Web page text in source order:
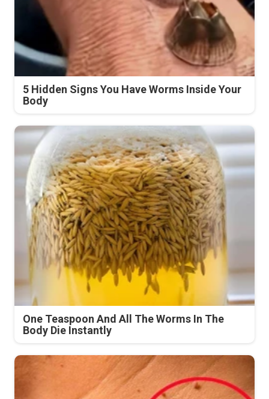
5 Hidden Signs You Have Worms Inside Your
Body
One Teaspoon And All The Worms In The
Body Die Instantly